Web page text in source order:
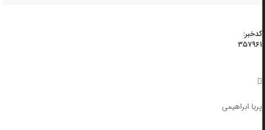
کدخبر:
۳۵۷۹۶۱
پریا ابراهیمی